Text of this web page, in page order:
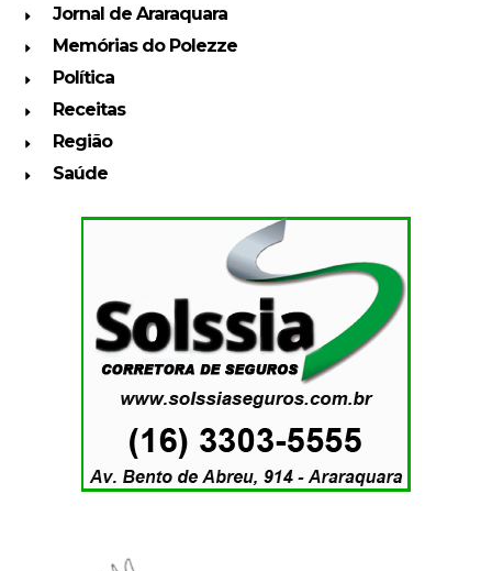
Jornal de Araraquara
Memórias do Polezze
Política
Receitas
Região
Saúde